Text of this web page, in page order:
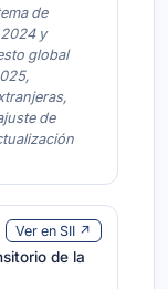
de
y
global
de
Ver en SII ↗
de la